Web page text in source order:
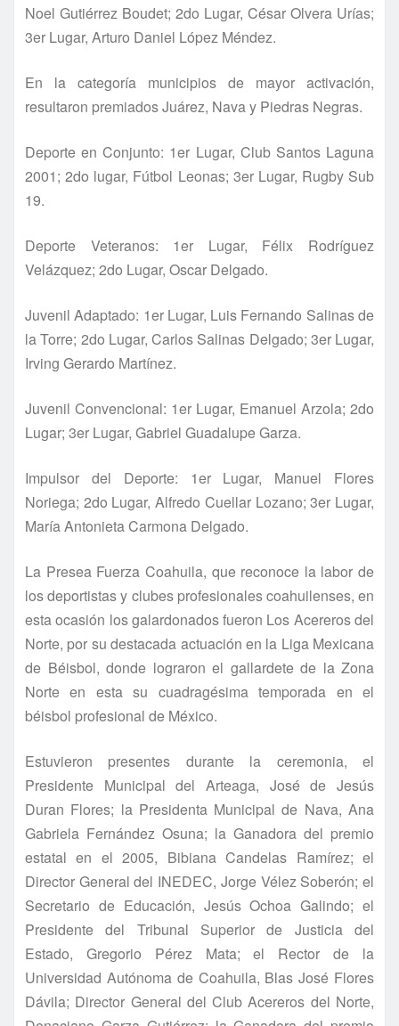
Noel Gutiérrez Boudet; 2do Lugar, César Olvera Urí­as;
3er Lugar, Arturo Daniel López Méndez.
En la categorí­a municipios de mayor activación,
resultaron premiados Juárez, Nava y Piedras Negras.
Deporte en Conjunto: 1er Lugar, Club Santos Laguna
2001; 2do lugar, Fútbol Leonas; 3er Lugar, Rugby Sub
19.
Deporte Veteranos: 1er Lugar, Félix Rodrí­guez
Velázquez; 2do Lugar, Oscar Delgado.
Juvenil Adaptado: 1er Lugar, Luis Fernando Salinas de
la Torre; 2do Lugar, Carlos Salinas Delgado; 3er Lugar,
Irving Gerardo Martí­nez.
Juvenil Convencional: 1er Lugar, Emanuel Arzola; 2do
Lugar; 3er Lugar, Gabriel Guadalupe Garza.
Impulsor del Deporte: 1er Lugar, Manuel Flores
Noriega; 2do Lugar, Alfredo Cuellar Lozano; 3er Lugar,
Marí­a Antonieta Carmona Delgado.
La Presea Fuerza Coahuila, que reconoce la labor de
los deportistas y clubes profesionales coahuilenses, en
esta ocasión los galardonados fueron Los Acereros del
Norte, por su destacada actuación en la Liga Mexicana
de Béisbol, donde lograron el gallardete de la Zona
Norte en esta su cuadragésima temporada en el
béisbol profesional de México.
Estuvieron presentes durante la ceremonia, el
Presidente Municipal del Arteaga, José de Jesús
Duran Flores; la Presidenta Municipal de Nava, Ana
Gabriela Fernández Osuna; la Ganadora del premio
estatal en el 2005, Bibiana Candelas Ramí­rez; el
Director General del INEDEC, Jorge Vélez Soberón; el
Secretario de Educación, Jesús Ochoa Galindo; el
Presidente del Tribunal Superior de Justicia del
Estado, Gregorio Pérez Mata; el Rector de la
Universidad Autónoma de Coahuila, Blas José Flores
Dávila; Director General del Club Acereros del Norte,